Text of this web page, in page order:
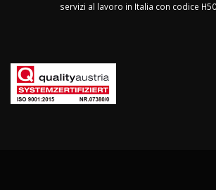
servizi al lavoro in Italia con codice